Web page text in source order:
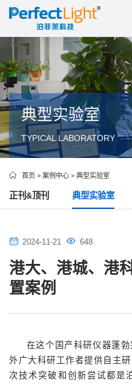
首页 产品中心 解决
新闻中心 关于我们
典型实验室
TYPICAL LABORATORY
首页 > 案例中心 > 典型实验室
正刊&顶刊 典型实验室
2024-11-21 648
港大、港城、港
置案例
在这个国产科研仪器蓬勃
外广大科研工作者提供自主
次技术突破和创新尝试都是